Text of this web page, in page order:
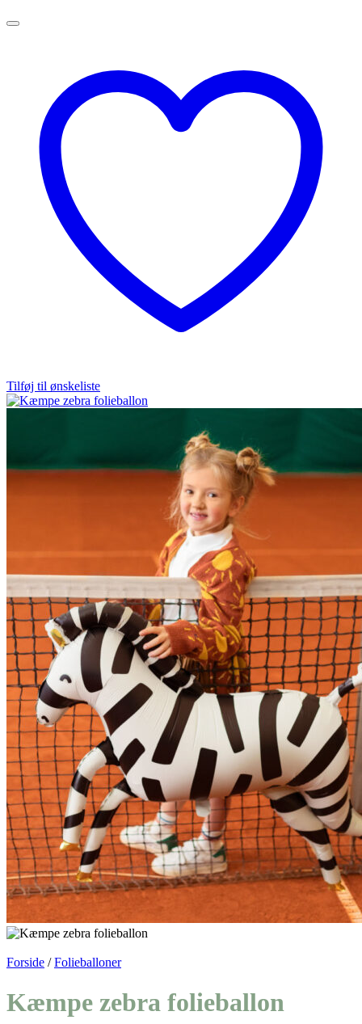
Tilføj til ønskeliste
Forside / Folieballoner
Kæmpe zebra folieballon